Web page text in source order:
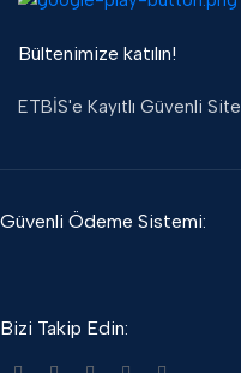
Bültenimize katılın!
ETBİS'e Kayıtlı Güvenli Site
Güvenli Ödeme Sistemi:
Bizi Takip Edin: